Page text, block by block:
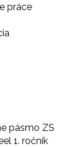
práce
pásmo ZS
1. ročník